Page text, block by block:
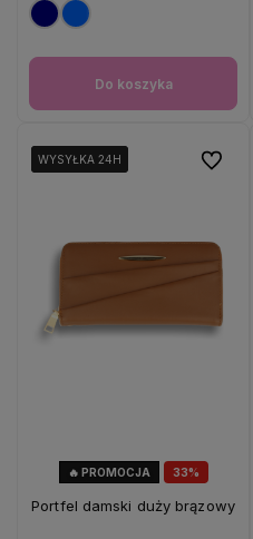
Do koszyka
33%
🔥 PROMOCJA
WYSYŁKA 24H
WYSYŁKA 24H
WYSYŁKA 24H
Portfel damski duży brązowy
Do